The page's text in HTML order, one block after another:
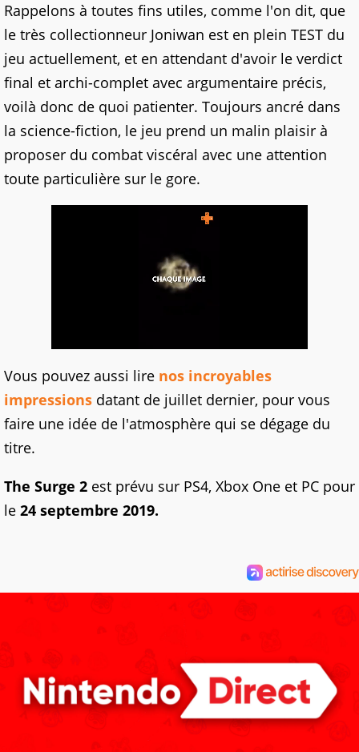
Rappelons à toutes fins utiles, comme l'on dit, que
le très collectionneur Joniwan est en plein TEST du
jeu actuellement, et en attendant d'avoir le verdict
final et archi-complet avec argumentaire précis,
voilà donc de quoi patienter. Toujours ancré dans
la science-fiction, le jeu prend un malin plaisir à
proposer du combat viscéral avec une attention
toute particulière sur le gore.
Vous pouvez aussi lire nos incroyables
impressions datant de juillet dernier, pour vous
faire une idée de l'atmosphère qui se dégage du
titre.
The Surge 2 est prévu sur PS4, Xbox One et PC pour
le 24 septembre 2019.